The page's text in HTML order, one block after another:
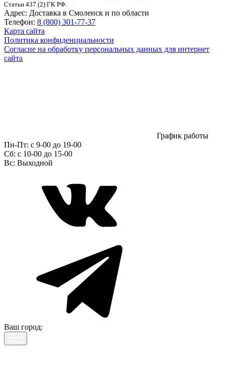
Статьи 437 (2) ГК РФ.
Адрес: Доставка в Смоленск и по области
Телефон: 8 (800) 301-77-37
Карта сайта
Политика конфиденциальности
Согласие на обработку персональных данных для интернет
сайта
График работы
Пн-Пт: с 9-00 до 19-00
Сб: c 10-00 до 15-00
Вс: Выходной
Ваш город: